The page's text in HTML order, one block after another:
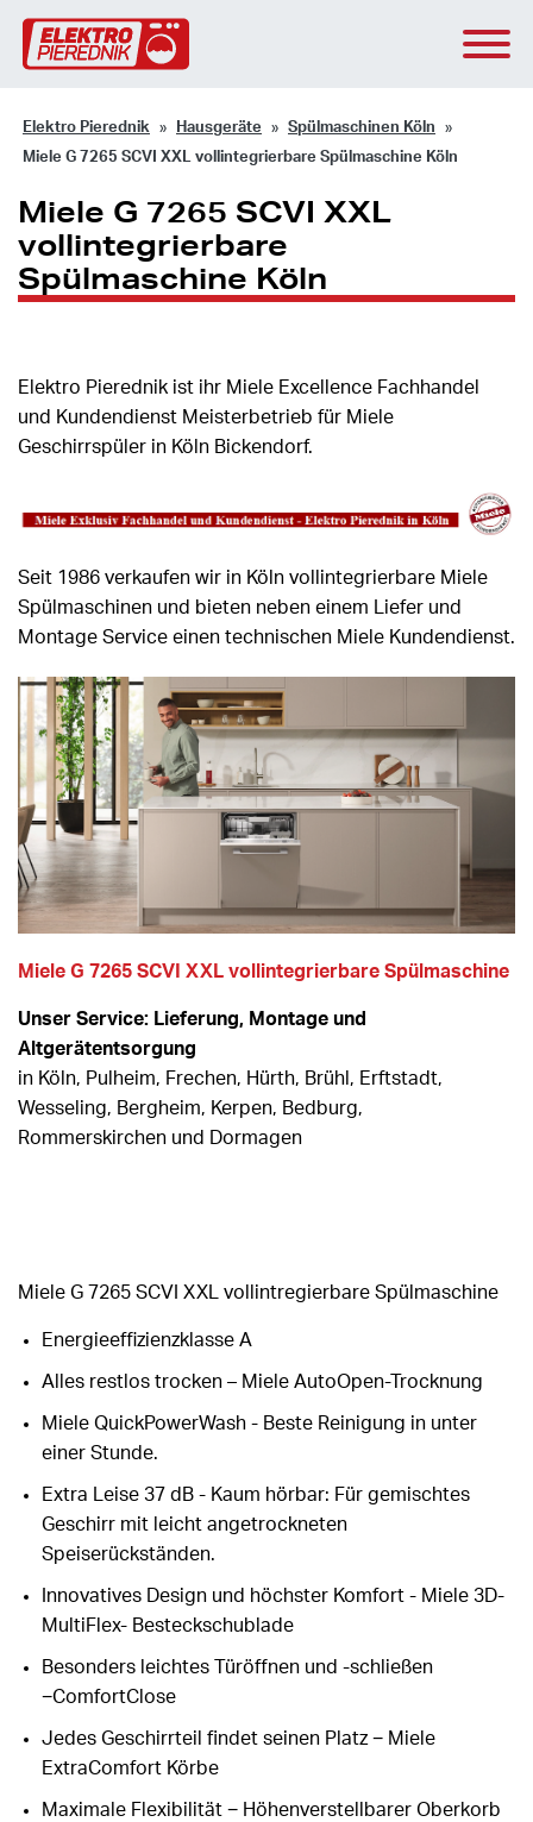
Elektro Pierednik Hausgeräte Spülmaschinen Köln
Miele G 7265 SCVI XXL vollintegrierbare Spülmaschine Köln
Miele G 7265 SCVI XXL
vollintegrierbare
Spülmaschine Köln
Elektro Pierednik ist ihr Miele Excellence Fachhandel
und Kundendienst Meisterbetrieb für Miele
Geschirrspüler in Köln Bickendorf.
Seit 1986 verkaufen wir in Köln vollintegrierbare Miele
Spülmaschinen und bieten neben einem Liefer und
Montage Service einen technischen Miele Kundendienst.
Miele G 7265 SCVI XXL vollintegrierbare Spülmaschine
Unser Service: Lieferung, Montage und
Altgerätentsorgung
in Köln, Pulheim, Frechen, Hürth, Brühl, Erftstadt,
Wesseling, Bergheim, Kerpen, Bedburg,
Rommerskirchen und Dormagen
Miele G 7265 SCVI XXL vollintregierbare Spülmaschine
Energieeffizienzklasse A
Alles restlos trocken – Miele AutoOpen-Trocknung
Miele QuickPowerWash - Beste Reinigung in unter
einer Stunde.
Extra Leise 37 dB - Kaum hörbar: Für gemischtes
Geschirr mit leicht angetrockneten
Speiserückständen.
Innovatives Design und höchster Komfort - Miele 3D-
MultiFlex- Besteckschublade
Besonders leichtes Türöffnen und -schließen
−ComfortClose
Jedes Geschirrteil findet seinen Platz − Miele
ExtraComfort Körbe
Maximale Flexibilität − Höhenverstellbarer Oberkorb